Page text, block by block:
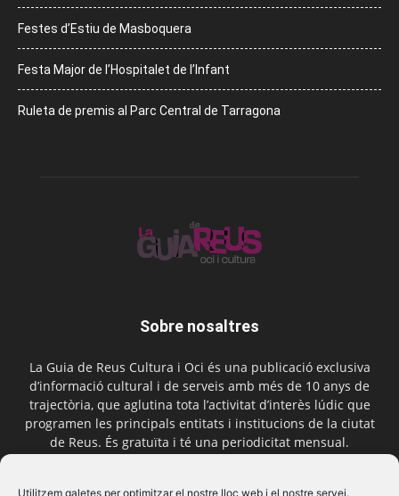
Utilitzem galetes per optimitzar el nostre lloc web i el nostre servei.
Festes d’Estiu de Masboquera
Festa Major de l’Hospitalet de l’Infant
Ruleta de premis al Parc Central de Tarragona
Sobre nosaltres
La Guia de Reus Cultura i Oci és una publicació exclusiva
d’informació cultural i de serveis amb més de 10 anys de
trajectòria, que aglutina tota l’activitat d’interès lúdic que
programen les principals entitats i institucions de la ciutat
de Reus. És gratuïta i té una periodicitat mensual.